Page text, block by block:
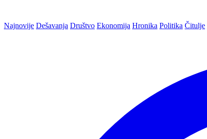
Najnovije Dešavanja Društvo Ekonomija Hronika Politika Čitulje